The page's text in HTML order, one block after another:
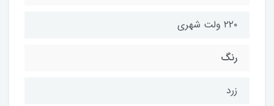
۲۲۰ ولت شهری
رنگ
زرد